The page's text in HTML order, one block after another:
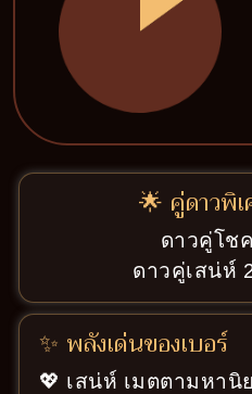
🌟 คู่ดาวพิ
ดาวคู่โช
ดาวคู่เสน่ห์
✨ พลังเด่นของเบอร์
💖 เสน่ห์ เมตตามหา